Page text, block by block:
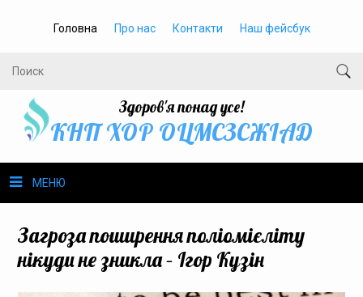
Головна Про нас Контакти Наш фейсбук
Здоров'я понад усе!
КНП ХОР ОЦМСЗСЖIАД
МЕНЮ
Громадське здоров’я
Загроза поширення поліомієліту
нікуди не зникла – Ігор Кузін